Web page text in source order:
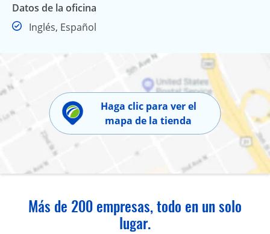
Datos de la oficina
Inglés, Español
Haga clic para ver el
mapa de la tienda
Más de 200 empresas, todo en un solo
lugar.